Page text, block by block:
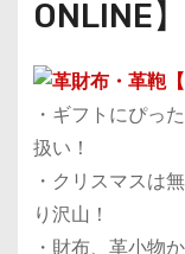
ONLINE】
・ギフトにぴっ
扱い！
・クリスマスは
り沢山！
・財布、革小物